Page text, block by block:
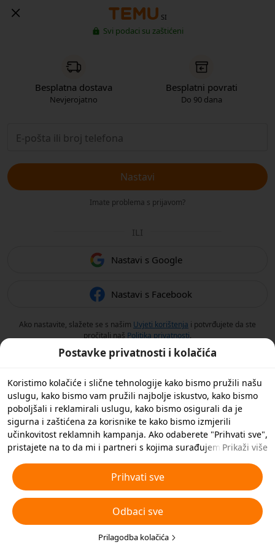
SI
Svi podaci su zaštićeni
Besplatna dostava
Nevjerojatno
Besplatni povrati
Do 90 dana
Nastavi
Imate problema s prijavom?
ILI
Nastavi s Google
Nastavi s Facebook
Ako nastavite, slažete se s našim Uvjeti korištenja i potvrđujete da ste
pročitali naš Politika privatnosti.
Postavke privatnosti i kolačića
Koristimo kolačiće i slične tehnologije kako bismo pružili našu
uslugu, kako bismo vam pružili najbolje iskustvo, kako bismo
poboljšali i reklamirali uslugu, kako bismo osigurali da je
sigurna i zaštićena za korisnike te kako bismo izmjerili
učinkovitost reklamnih kampanja. Ako odaberete "Prihvati sve",
pristajete na to da mi i partneri s kojima surađujemo
oglašavanja. Također možete 'Odbiti sve' nebitne kolačiće ili
odabrati koje vrste kolačića želite prihvatiti ili onemogućiti
klikom na 'Prilagodi kolačiće' ispod ili u bilo kojem trenutku u
svojim postavkama privatnosti. Za više pojedinosti pogledajte
našaPravila o kolačićima i sličnim tehnologijama.
Prikaži više
Prihvati sve
Odbaci sve
Prilagodba kolačića